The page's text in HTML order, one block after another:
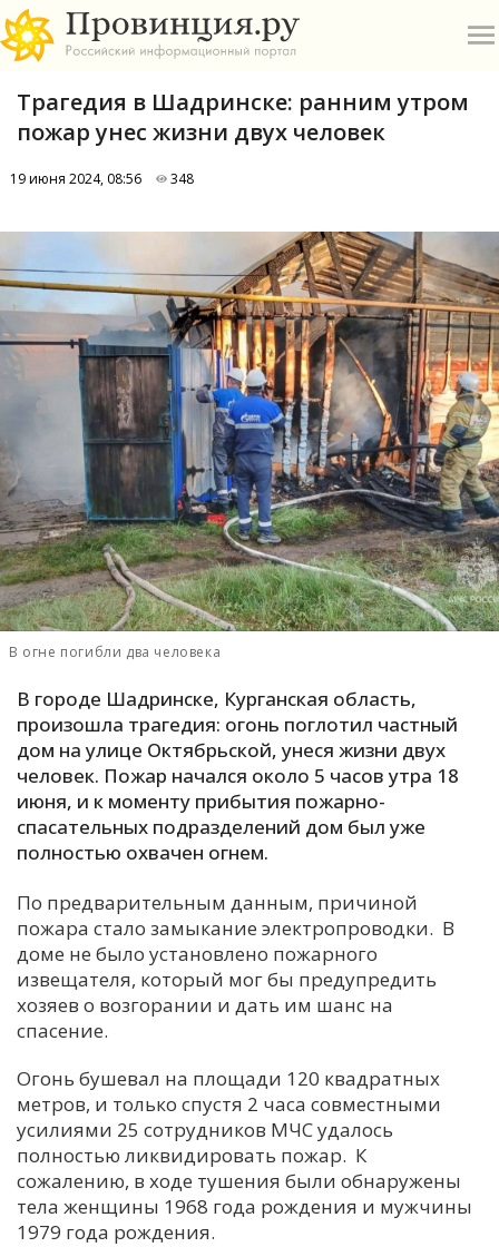
А
Б
В
Е
И
М
Н
О
П
Р
С
У
Х
Я
Трагедия в Шадринске: ранним утром
пожар унес жизни двух человек
19 июня 2024, 08:56 348
В огне погибли два человека
В городе Шадринске, Курганская область,
произошла трагедия: огонь поглотил частный
дом на улице Октябрьской, унеся жизни двух
человек. Пожар начался около 5 часов утра 18
июня, и к моменту прибытия пожарно-
спасательных подразделений дом был уже
полностью охвачен огнем.
По предварительным данным, причиной
пожара стало замыкание электропроводки. В
доме не было установлено пожарного
извещателя, который мог бы предупредить
хозяев о возгорании и дать им шанс на
спасение.
Огонь бушевал на площади 120 квадратных
метров, и только спустя 2 часа совместными
усилиями 25 сотрудников МЧС удалось
полностью ликвидировать пожар. К
сожалению, в ходе тушения были обнаружены
тела женщины 1968 года рождения и мужчины
1979 года рождения.